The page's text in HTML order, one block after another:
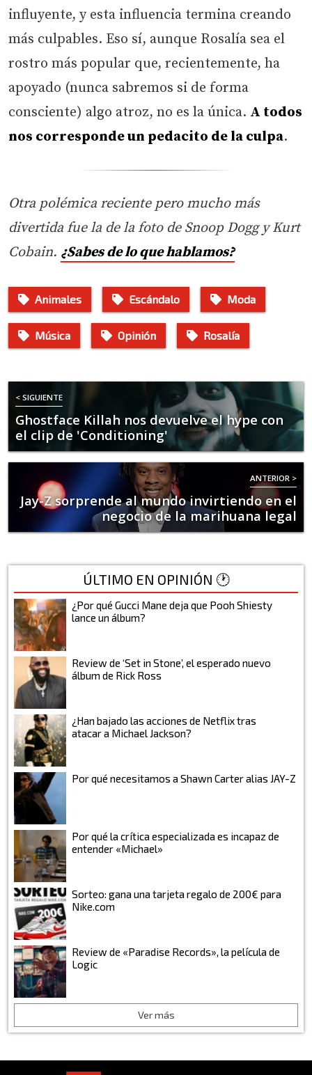
influyente, y esta influencia termina creando
más culpables. Eso sí, aunque Rosalía sea el
rostro más popular que, recientemente, ha
apoyado (nunca sabremos si de forma
consciente) algo atroz, no es la única. A todos
nos corresponde un pedacito de la culpa.
Otra polémica reciente pero mucho más
divertida fue la de la foto de Snoop Dogg y Kurt
Cobain. ¿Sabes de lo que hablamos?
Animales Escándalo Moda
Música Opinión Rosalía
< SIGUIENTE
Ghostface Killah nos devuelve el hype con
el clip de 'Conditioning'
ANTERIOR >
Jay-Z sorprende al mundo invirtiendo en el
negocio de la marihuana legal
ÚLTIMO EN OPINIÓN 🕐
¿Por qué Gucci Mane deja que Pooh Shiesty
lance un álbum?
Review de ‘Set in Stone’, el esperado nuevo
álbum de Rick Ross
¿Han bajado las acciones de Netflix tras
atacar a Michael Jackson?
Por qué necesitamos a Shawn Carter alias JAY-Z
Por qué la crítica especializada es incapaz de
entender «Michael»
Sorteo: gana una tarjeta regalo de 200€ para
Nike.com
Review de «Paradise Records», la película de
Logic
Ver más